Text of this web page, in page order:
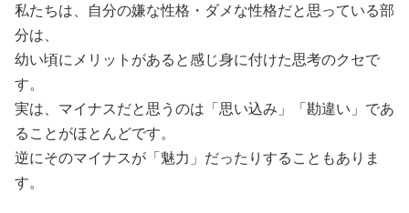
私たちは、自分の嫌な性格・ダメな性格だと思っている部
分は、
幼い頃にメリットがあると感じ身に付けた思考のクセで
す。
実は、マイナスだと思うのは「思い込み」「勘違い」であ
ることがほとんどです。
逆にそのマイナスが「魅力」だったりすることもありま
す。